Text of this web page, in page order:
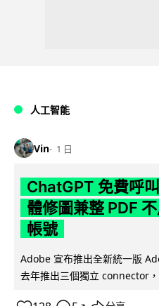
人工智能
Vin 1 日
ChatGPT 免費呼
體修圖兼整 PDF
帳號
Adobe 宣布推出全新統一版
去年推出三個獨立 connector